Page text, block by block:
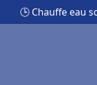
🕒 Chauffe eau